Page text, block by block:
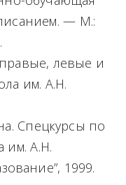
— М.:
левые и
им. А.Н.
Спецкурсы по
им. А.Н.
1999.